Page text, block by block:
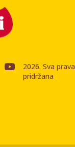
2026. Sva prava
pridržana